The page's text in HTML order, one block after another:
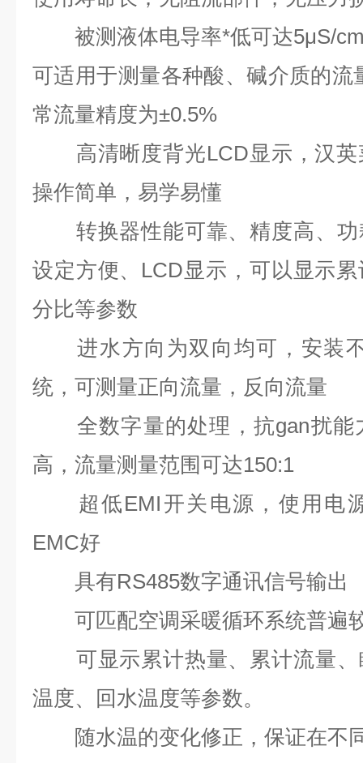
被测液体电导率*低可达5μS/cm
可适用于测量各种酸、碱介质的流
常流量精度为±0.5%
高清晰度背光LCD显示，汉英
操作简单，易学易懂
转换器性能可靠、精度高、功
设定方便、LCD显示，可以显示
分比等参数
进水方向为双向均可，安装
统，可测量正向流量，反向流量
全数字量的处理，抗gan扰能
高，流量测量范围可达150:1
超低EMI开关电源，使用电
EMC好
具有RS485数字通讯信号输出
可匹配空调采暖循环系统普遍
可显示累计热量、累计流量、
温度、回水温度等参数。
随水温的变化修正，保证在不